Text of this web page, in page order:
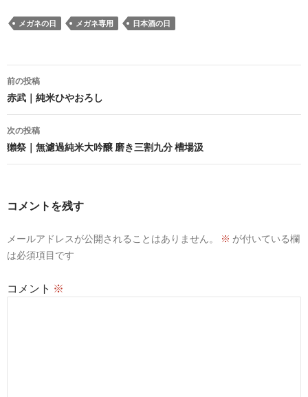
メガネの日 メガネ専用 日本酒の日
投
稿
ナ
ビ
ゲ
ョ
前の投稿
赤武｜純米ひやおろし
次の投稿
獺祭｜無濾過純米大吟醸 磨き三割九分 槽場汲
コメントを残す
メールアドレスが公開されることはありません。 ※ が付いている欄
は必須項目です
コメント ※